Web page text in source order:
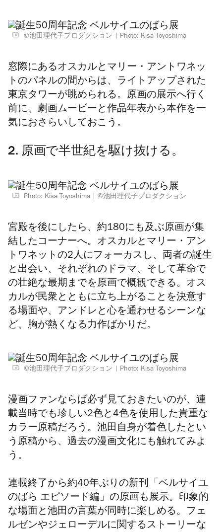
©池田理代子プロダクション Photo: Kisa Toyoshima
窓際にあるオスカルとマリー・アントワネッ
トのパネルの間からは、ライトアップされた
東京タワーが眺められる。原画の展示へ行く
前に、劇画ムービーと作品年表から本作を一
気におさらいしておこう。
2. 原画で半世紀を駆け抜ける。
Photo: Kisa Toyoshima ©池田理代子プロダクション
宮殿を後にしたら、約180にも及ぶ原画が集
結したコーナーへ。オスカルとマリー・アン
トワネットの2人にフォーカスし、両者の誕生
と出会い、それぞれのドラマ、そして革命で
の壮絶な最期までを原画で概観できる。オス
カルが民衆とともに立ち上がることを決意す
る場面や、アンドレと心を通わせるシーンな
ど、胸が熱くなる力作ばかりだ。
©池田理代子プロダクション Photo: Kisa Toyoshima
漫画ファンならば必ず見ておきたいのが、連
載当時でも珍しい2色と4色を使用した貴重な
カラー原稿だろう。 池田自身が着色したとい
う原稿から、 過去の漫画文化にも触れてみよ
う。
連載終了から約40年ぶりの新刊「ベルサイユ
のばら エピソード編」の原画も展示。印象的
な場面と池田の言葉が同時に楽しめる。フェ
ルゼンやジェローデルに関するストーリーな